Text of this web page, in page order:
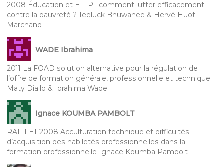
2008 Éducation et EFTP : comment lutter efficacement
contre la pauvreté ? Teeluck Bhuwanee & Hervé Huot-
Marchand
WADE Ibrahima
2011 La FOAD solution alternative pour la régulation de
l’offre de formation générale, professionnelle et technique
Maty Diallo & Ibrahima Wade
Ignace KOUMBA PAMBOLT
RAIFFET 2008 Acculturation technique et difficultés
d’acquisition des habiletés professionnelles dans la
formation professionnelle Ignace Koumba Pambolt